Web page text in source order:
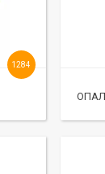
1284